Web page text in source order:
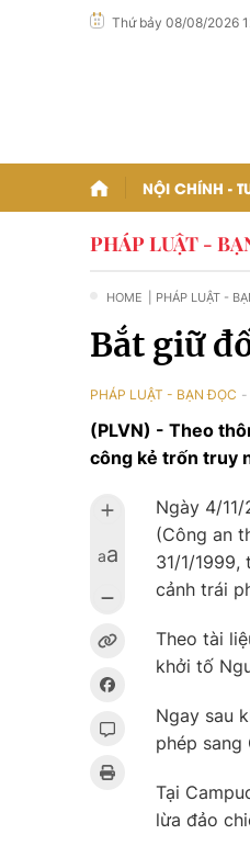
Thứ bảy 08/08/2026
NỘI CHÍNH -
PHÁP LUẬT -
HOME | PHÁP LUẬT -
Bắt giữ
PHÁP LUẬT - BẠN ĐỌC
(PLVN) - Theo
công kẻ trốn truy
aa
Ngày 4/
(Công an
31/1/
cảnh trái
Theo tài
khởi tố
Ngay sau
phép
Tại
lừa đảo